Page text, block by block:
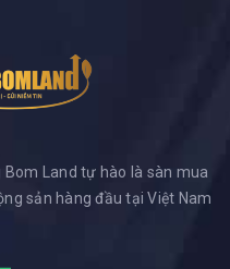
Land tự hào là sàn mua
sản hàng đầu tại Việt Nam